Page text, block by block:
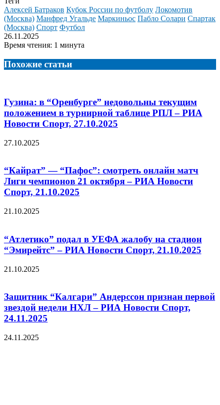
Алексей Батраков Кубок России по футболу Локомотив
(Москва) Манфред Угальде Маркиньос Пабло Солари Спартак
(Москва) Спорт Футбол
26.11.2025
Время чтения: 1 минута
Похожие статьи
Гузина: в “Оренбурге” недовольны текущим
положением в турнирной таблице РПЛ – РИА
Новости Спорт, 27.10.2025
27.10.2025
“Кайрат” — “Пафос”: смотреть онлайн матч
Лиги чемпионов 21 октября – РИА Новости
Спорт, 21.10.2025
21.10.2025
“Атлетико” подал в УЕФА жалобу на стадион
“Эмирейтс” – РИА Новости Спорт, 21.10.2025
21.10.2025
Защитник “Калгари” Андерссон признан первой
звездой недели НХЛ – РИА Новости Спорт,
24.11.2025
24.11.2025